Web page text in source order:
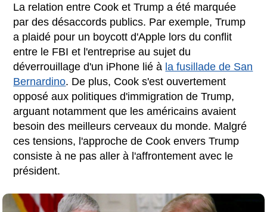
La relation entre Cook et Trump a été marquée
par des désaccords publics. Par exemple, Trump
a plaidé pour un boycott d'Apple lors du conflit
entre le FBI et l'entreprise au sujet du
déverrouillage d'un iPhone lié à la fusillade de San
Bernardino. De plus, Cook s'est ouvertement
opposé aux politiques d'immigration de Trump,
arguant notamment que les américains avaient
besoin des meilleurs cerveaux du monde. Malgré
ces tensions, l'approche de Cook envers Trump
consiste à ne pas aller à l'affrontement avec le
président.